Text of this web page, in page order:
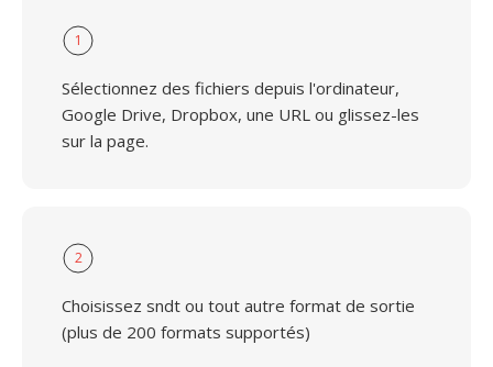
1
Sélectionnez des fichiers depuis l'ordinateur,
Google Drive, Dropbox, une URL ou glissez-les
sur la page.
2
Choisissez sndt ou tout autre format de sortie
(plus de 200 formats supportés)